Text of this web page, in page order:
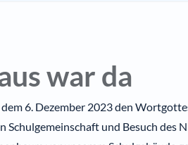
war da
6. Dezember 2023 den
Schulgemeinschaft und Besuch des